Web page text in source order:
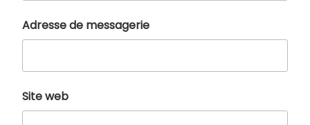
Adresse de messagerie
Site web